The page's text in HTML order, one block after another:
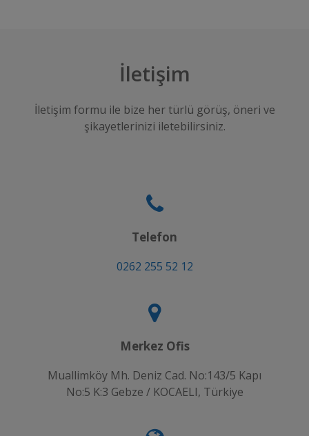
İletişim
İletişim formu ile bize her türlü görüş, öneri ve
şikayetlerinizi iletebilirsiniz.
Telefon
0262 255 52 12
Merkez Ofis
Muallimköy Mh. Deniz Cad. No:143/5 Kapı
No:5 K:3 Gebze / KOCAELI, Türkiye